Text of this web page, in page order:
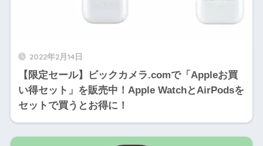
2022年2月14日
【限定セール】ビックカメラ.comで「Appleお買
い得セット」を販売中！Apple WatchとAirPodsを
セットで買うとお得に！